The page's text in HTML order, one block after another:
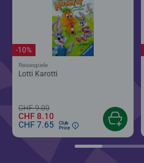
Lotti Karotti
-10%
Reisespiele
CHF 9.00
CHF 8.10
CHF 7.65
Club
Price